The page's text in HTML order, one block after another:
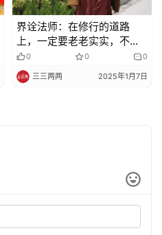
界诠法师：在修行的道路
上，一定要老老实实，不要
去惑众骗人
0 0 0
三三两两 2025年1月7日